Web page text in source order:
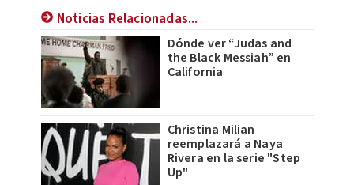
Noticias Relacionadas...
Dónde ver “Judas and
the Black Messiah” en
California
Christina Milian
reemplazará a Naya
Rivera en la serie "Step
Up"